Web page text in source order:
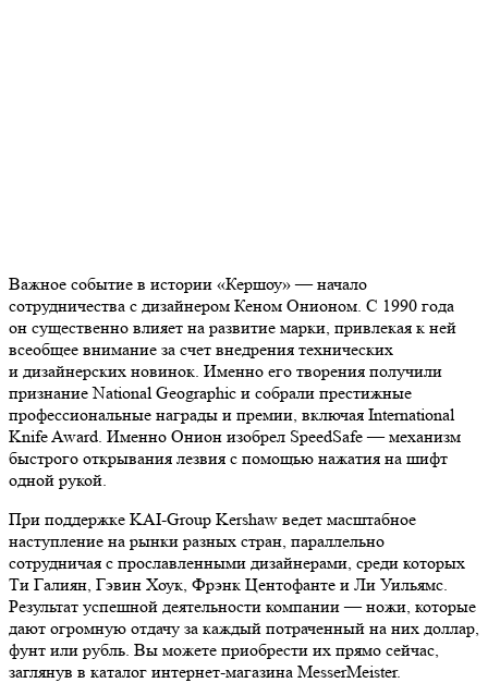
Важное событие в истории «Кершоу» — начало
сотрудничества с дизайнером Кеном Онионом. С 1990 года
он существенно влияет на развитие марки, привлекая к ней
всеобщее внимание за счет внедрения технических
и дизайнерских новинок. Именно его творения получили
признание National Geographic и собрали престижные
профессиональные награды и премии, включая International
Knife Award. Именно Онион изобрел SpeedSafe — механизм
быстрого открывания лезвия с помощью нажатия на шифт
одной рукой.
При поддержке KAI-Group Kershaw ведет масштабное
наступление на рынки разных стран, параллельно
сотрудничая с прославленными дизайнерами, среди которых
Ти Галиян, Гэвин Хоук, Фрэнк Центофанте и Ли Уильямс.
Результат успешной деятельности компании — ножи, которые
дают огромную отдачу за каждый потраченный на них доллар,
фунт или рубль. Вы можете приобрести их прямо сейчас,
заглянув в каталог интернет-магазина MesserMeister.